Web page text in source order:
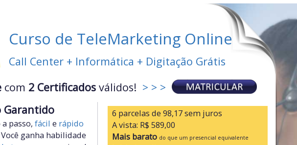
Curso de TeleMarketing Online
Call Center + Informática + Digitação Grátis
com 2 Certificadosválidos! > > >
Garantido
passo, fácil e rápido
Você ganha habilidade
6 parcelas de 98,17sem juros
A vista: R$ 589,00
Mais barato do que um presencial equivalente